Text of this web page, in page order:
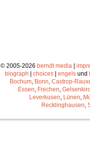
© 2005-2026 berndt media |
biograph | choices | engels und
Bochum Bonn Castrop-
Essen Frechen
Leverkusen Lünen
Recklinghausen